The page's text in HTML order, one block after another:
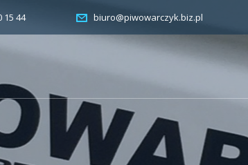
15 44 biuro@piwowarczyk.biz.pl